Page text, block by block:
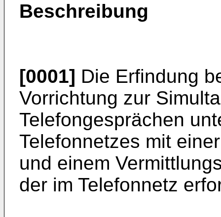
Beschreibung
[0001] Die Erfindung
Vorrichtung zur
Telefongesprächen
Telefonnetzes mit
und einem
der im Telefonnetz